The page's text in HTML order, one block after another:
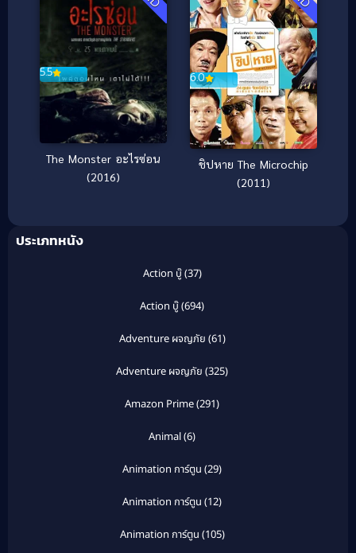
5.5
The Monster อะไรซ่อน
(2016)
6.0
ชิปหาย The Microchip
(2011)
ประเภทหนัง
Action บู๊(37)
Action บู๊(694)
Adventure ผจญภัย (61)
Adventure ผจญภัย (325)
Amazon Prime(291)
Animal(6)
Animation การ์ตูน (29)
Animation การ์ตูน (12)
Animation การ์ตูน (105)